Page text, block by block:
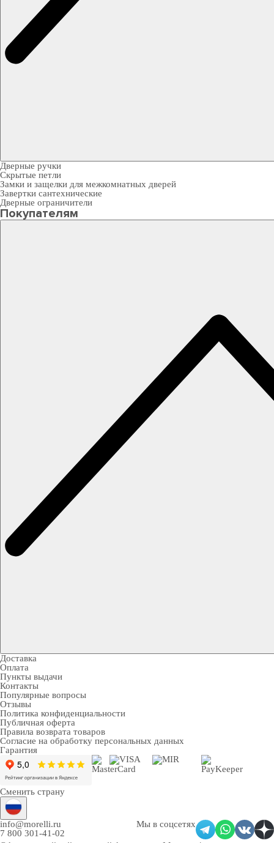
Дверные ручки
Скрытые петли
Замки и защелки для межкомнатных дверей
Завертки сантехнические
Дверные ограничители
Покупателям
Доставка
Оплата
Пункты выдачи
Контакты
Популярные вопросы
Отзывы
Политика конфиденциальности
Публичная оферта
Правила возврата товаров
Согласие на обработку персональных данных
Гарантия
Сменить страну
info@morelli.ru
7 800 301-41-02
Мы в соцсетях